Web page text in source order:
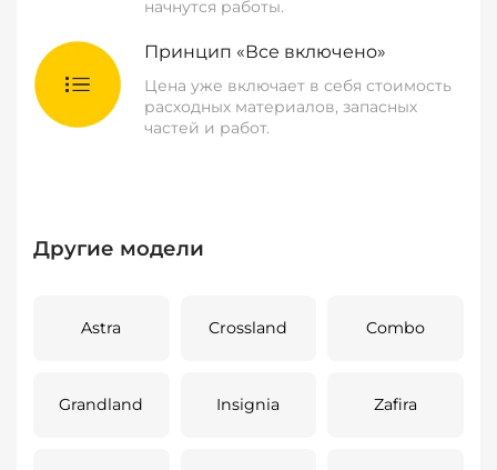
начнутся работы.
Принцип «Все включено»
Цена уже включает в себя стоимость
расходных материалов, запасных
частей и работ.
Другие модели
Astra Crossland Combo
Grandland Insignia Zafira